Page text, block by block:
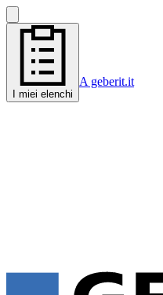
I miei elenchi
A geberit.it